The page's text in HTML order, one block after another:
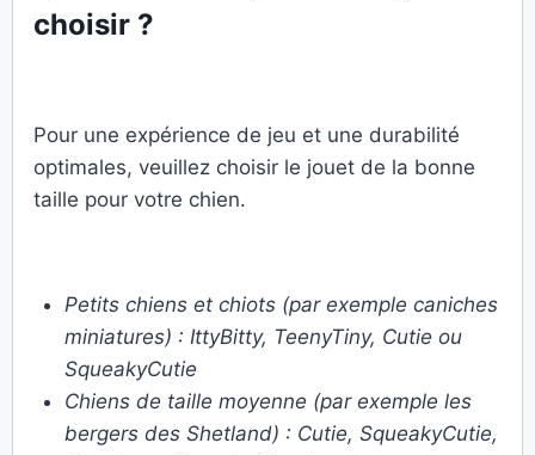
choisir ?
Pour une expérience de jeu et une durabilité
optimales, veuillez choisir le jouet de la bonne
taille pour votre chien.
Petits chiens et chiots (par exemple caniches
miniatures) : IttyBitty, TeenyTiny, Cutie ou
SqueakyCutie
Chiens de taille moyenne (par exemple les
bergers des Shetland) : Cutie, SqueakyCutie,